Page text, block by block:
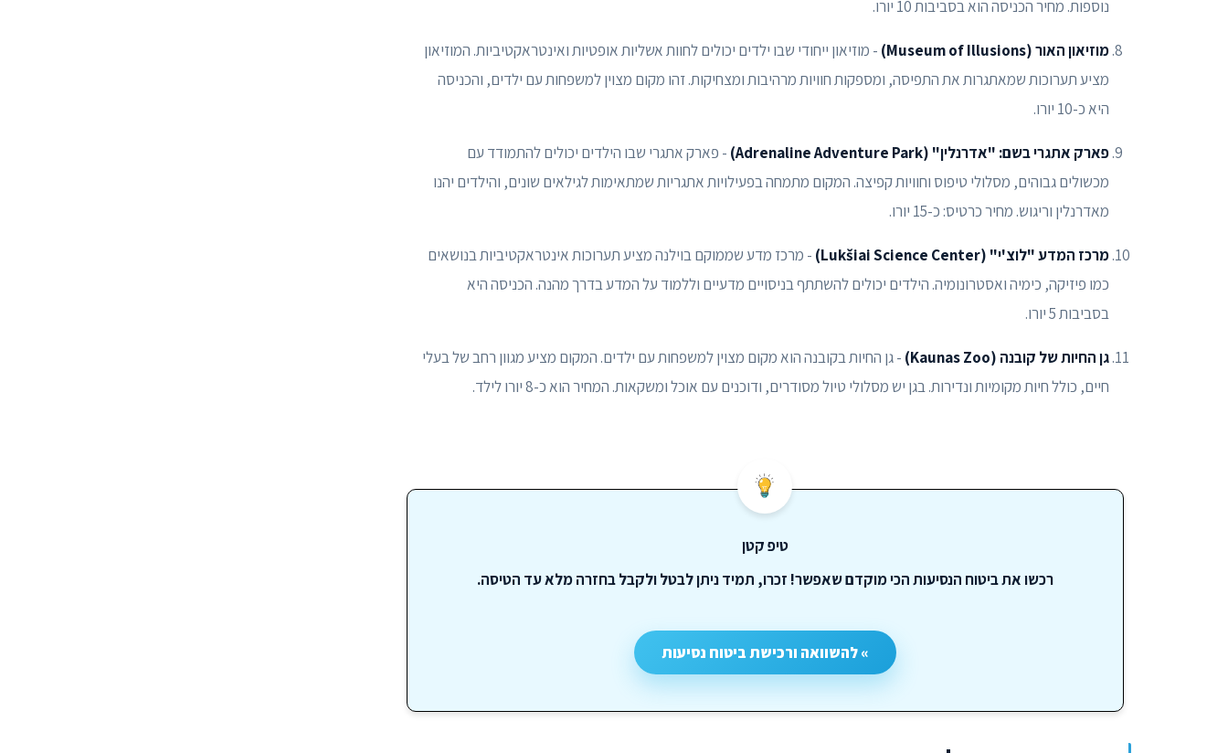
נוספות. מחיר הכניסה הוא בסביבות 10 יורו.
מוזיאון האור (Museum of Illusions)
- מוזיאון ייחודי שבו ילדים יכולים לחוות אשליות אופטיות ואינטראקטיביות. המוזיאון
מציע תערוכות שמאתגרות את התפיסה, ומספקות חוויות מרהיבות ומצחיקות. זהו מקום מצוין למשפחות עם ילדים, והכניסה
היא כ-10 יורו.
פארק אתגרי בשם: "אדרנלין" (Adrenaline Adventure Park)
- פארק אתגרי שבו הילדים יכולים להתמודד עם
מכשולים גבוהים, מסלולי טיפוס וחוויות קפיצה. המקום מתמחה בפעילויות אתגריות שמתאימות לגילאים שונים, והילדים יהנו
מאדרנלין וריגוש. מחיר כרטיס: כ-15 יורו.
מרכז המדע "לוצ'י" (Lukšiai Science Center)
- מרכז מדע שממוקם בוילנה מציע תערוכות אינטראקטיביות בנושאים
כמו פיזיקה, כימיה ואסטרונומיה. הילדים יכולים להשתתף בניסויים מדעיים וללמוד על המדע בדרך מהנה. הכניסה היא
בסביבות 5 יורו.
גן החיות של קובנה (Kaunas Zoo)
- גן החיות בקובנה הוא מקום מצוין למשפחות עם ילדים. המקום מציע מגוון רחב של בעלי
חיים, כולל חיות מקומיות ונדירות. בגן יש מסלולי טיול מסודרים, ודוכנים עם אוכל ומשקאות. המחיר הוא כ-8 יורו לילד.
טיפ קטן
רכשו את ביטוח הנסיעות הכי מוקדם שאפשר! זכרו, תמיד ניתן לבטל ולקבל בחזרה מלא עד הטיסה.
» להשוואה ורכישת ביטוח נסיעות